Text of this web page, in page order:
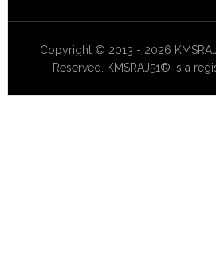
Copyright © 2013 - 2026
Reserved. KMSRAJ51® is a